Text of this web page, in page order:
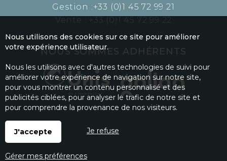
Gestion :+33 (0)1 45 72 99 21
Vente :+33 (0)1 45 72 99 22
NOUS SOMMES ADHÉRENTS
Nous utilisons des cookies sur ce site pour améliorer
votre expérience utilisateur.
Nous les utilisons avec d'autres technologies de suivi pour
améliorer votre expérience de navigation sur notre site,
pour vous montrer un contenu personnalisé et des
publicités ciblées, pour analyser le trafic de notre site et
pour comprendre la provenance de nos visiteurs.
J'accepte Je refuse
Gérer mes préférences